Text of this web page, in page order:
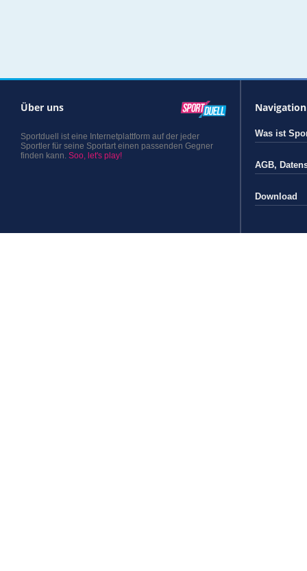
Über uns
Sportduell ist eine Internetplattform auf der jeder
Sportler für seine Sportart einen passenden Gegner
finden kann. Soo, let's play!
Navigation
Was ist
AGB,
Download